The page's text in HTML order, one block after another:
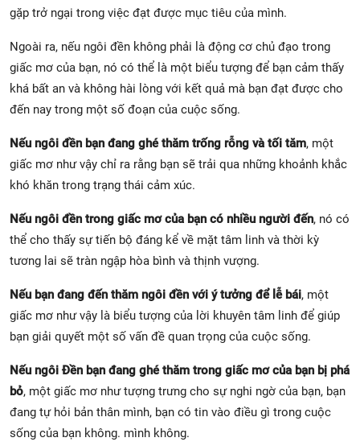
gặp trở ngại trong việc đạt được mục tiêu của mình.
Ngoài ra, nếu ngôi đền không phải là động cơ chủ đạo trong
giấc mơ của bạn, nó có thể là một biểu tượng để bạn cảm thấy
khá bất an và không hài lòng với kết quả mà bạn đạt được cho
đến nay trong một số đoạn của cuộc sống.
Nếu ngôi đền bạn đang ghé thăm trống rỗng và tối tăm, một
giấc mơ như vậy chỉ ra rằng bạn sẽ trải qua những khoảnh khắc
khó khăn trong trạng thái cảm xúc.
Nếu ngôi đền trong giấc mơ của bạn có nhiều người đến, nó có
thể cho thấy sự tiến bộ đáng kể về mặt tâm linh và thời kỳ
tương lai sẽ tràn ngập hòa bình và thịnh vượng.
Nếu bạn đang đến thăm ngôi đền với ý tưởng để lễ bái, một
giấc mơ như vậy là biểu tượng của lời khuyên tâm linh để giúp
bạn giải quyết một số vấn đề quan trọng của cuộc sống.
Nếu ngôi Đền bạn đang ghé thăm trong giấc mơ của bạn bị phá
bỏ, một giấc mơ như tượng trưng cho sự nghi ngờ của bạn, bạn
đang tự hỏi bản thân mình, bạn có tin vào điều gì trong cuộc
sống của bạn không. mình không.